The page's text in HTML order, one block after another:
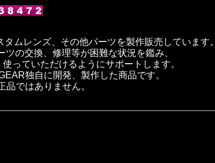
ムレンズ、その他パーツを製作販売しています。
の交換、修理等が困難な状況を鑑み、
っていただけるようにサポートします。
独自に開発、製作した商品です。
品ではありません。